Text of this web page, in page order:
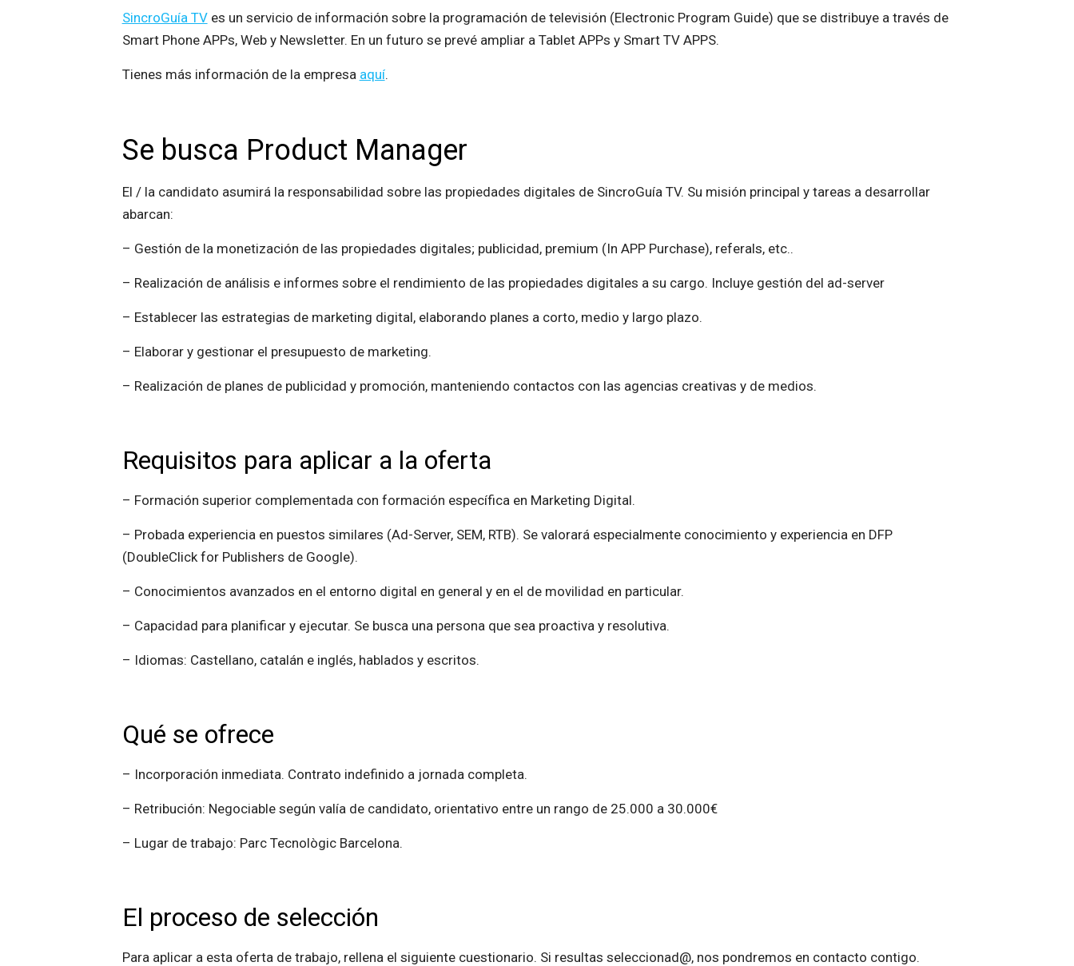
SincroGuía TVes un servicio de información sobre la programación de televisión (Electronic Program Guide) que se distribuye a través de
Smart Phone APPs, Web y Newsletter. En un futuro se prevé ampliar a Tablet APPs y Smart TV APPS.
Tienes más información de la empresa aquí.
Se busca Product Manager
El / la candidato asumirá la responsabilidad sobre las propiedades digitales de SincroGuía TV. Su misión principal y tareas a desarrollar
abarcan:
– Gestión de la monetización de las propiedades digitales; publicidad, premium (In APP Purchase), referals, etc..
– Realización de análisis e informes sobre el rendimiento de las propiedades digitales a su cargo. Incluye gestión del ad-server
– Establecer las estrategias de marketing digital, elaborando planes a corto, medio y largo plazo.
– Elaborar y gestionar el presupuesto de marketing.
– Realización de planes de publicidad y promoción, manteniendo contactos con las agencias creativas y de medios.
Requisitos para aplicar a la oferta
– Formación superior complementada con formación específica en Marketing Digital.
– Probada experiencia en puestos similares (Ad-Server, SEM, RTB). Se valorará especialmente conocimiento y experiencia en DFP
(DoubleClick for Publishers de Google).
– Conocimientos avanzados en el entorno digital en general y en el de movilidad en particular.
– Capacidad para planificar y ejecutar. Se busca una persona que sea proactiva y resolutiva.
– Idiomas: Castellano, catalán e inglés, hablados y escritos.
Qué se ofrece
– Incorporación inmediata. Contrato indefinido a jornada completa.
– Retribución: Negociable según valía de candidato, orientativo entre un rango de 25.000 a 30.000€
– Lugar de trabajo: Parc Tecnològic Barcelona.
El proceso de selección
Para aplicar a esta oferta de trabajo, rellena el siguiente cuestionario. Si resultas seleccionad@, nos pondremos en contacto contigo.